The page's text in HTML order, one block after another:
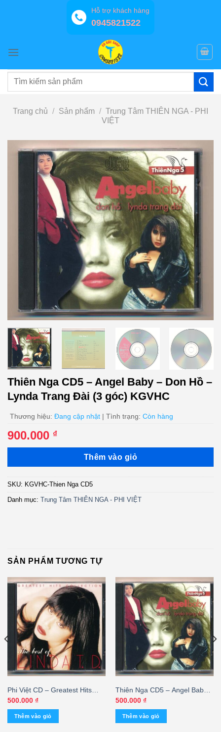
Hỗ trợ khách hàng
0945821522
Tìm
Trang chủ / Sản phẩm / Trung Tâm THIÊN NGA - PHI
VIỆT
Thiên Nga CD5 – Angel Baby – Don Hồ –
Lynda Trang Đài (3 góc) KGVHC
Thương hiệu: Đang cập nhật | Tình trạng: Còn hàng
900.000 ₫
Thêm vào giỏ
SKU: KGVHC-Thien Nga CD5
Danh mục: Trung Tâm THIÊN NGA - PHI VIỆT
SẢN PHẨM TƯƠNG TỰ
Phi Việt CD – Greatest Hits
Collection – Linda Trang Đài (3
Góc) KGTH9
500.000 ₫
Thêm vào giỏ
Thiên Nga CD5 – Angel Baby –
Don Hồ – Lynda Trang Đài (3
Góc)
500.000 ₫
Thêm vào giỏ